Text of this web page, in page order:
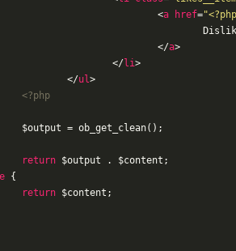
<a href=
</a>
</li>
</ul>
<?php
			$output = ob_get_clean();
return $output . $content;
{
return $content;